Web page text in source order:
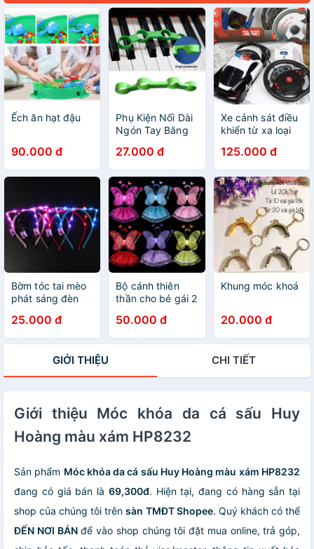
Ếch ăn hạt đậu
90.000 đ
Phụ Kiện Nối Dài
Ngón Tay Bằng
Ghita
27.000 đ
Xe cảnh sát điều
khiển từ xa loại
125.000 đ
Bờm tóc tai mèo
phát sáng đèn
25.000 đ
Bộ cánh thiên
thần cho bé gái 2
50.000 đ
Khung móc khoá
20.000 đ
GIỚI THIỆU CHI TIẾT
Giới thiệu Móc khóa da cá sấu Huy
Hoàng màu xám HP8232
Sản phẩm Móc khóa da cá sấu Huy Hoàng màu xám HP8232
đang có giá bán là 69,300đ. Hiện tại, đang có hàng sẵn tại
shop của chúng tôi trênsàn TMĐT Shopee. Quý khách có thể
ĐẾN NƠI BÁNđể vào shop chúng tôi đặt mua online, trả góp,